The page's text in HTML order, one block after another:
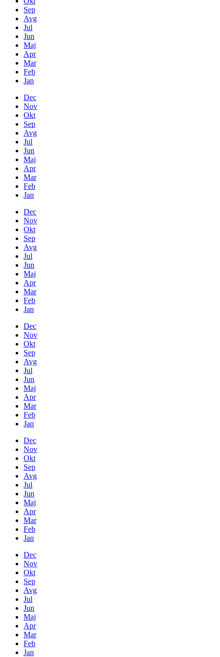
Sep
Avg
Jul
Jun
Maj
Apr
Mar
Feb
Jan
Dec
Nov
Okt
Sep
Avg
Jul
Jun
Maj
Apr
Mar
Feb
Jan
Dec
Nov
Okt
Sep
Avg
Jul
Jun
Maj
Apr
Mar
Feb
Jan
Dec
Nov
Okt
Sep
Avg
Jul
Jun
Maj
Apr
Mar
Feb
Jan
Dec
Nov
Okt
Sep
Avg
Jul
Jun
Maj
Apr
Mar
Feb
Jan
Dec
Nov
Okt
Sep
Avg
Jul
Jun
Maj
Apr
Mar
Feb
Jan